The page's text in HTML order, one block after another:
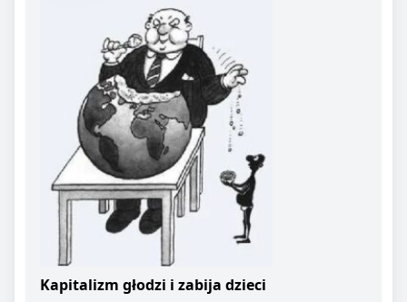
Kapitalizm głodzi i zabija dzieci